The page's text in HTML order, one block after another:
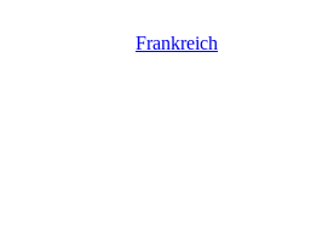
Frankreich